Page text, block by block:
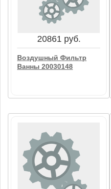
04902376
20861 руб.
Воздушный Фильтр
Ванны 20030148
20861 руб.